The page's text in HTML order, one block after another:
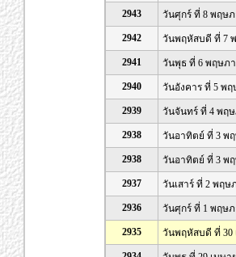
2943 วันศุกร์ ที่ 8 พฤษภ
2942 วันพฤหัสบดี ที่ 7
2941 วันพุธ ที่ 6 พฤษภ
2940 วันอังคาร ที่ 5 พฤ
2939 วันจันทร์ ที่ 4 พฤ
2938 วันอาทิตย์ ที่ 3 พ
2938 วันอาทิตย์ ที่ 3 พ
2937 วันเสาร์ ที่ 2 พฤษ
2936 วันศุกร์ ที่ 1 พฤษภ
2935 วันพฤหัสบดี ที่ 30